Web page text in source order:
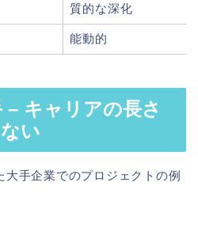
質的な深化
能動的
キャリアの長さ
い
大手企業でのプロジェクトの例